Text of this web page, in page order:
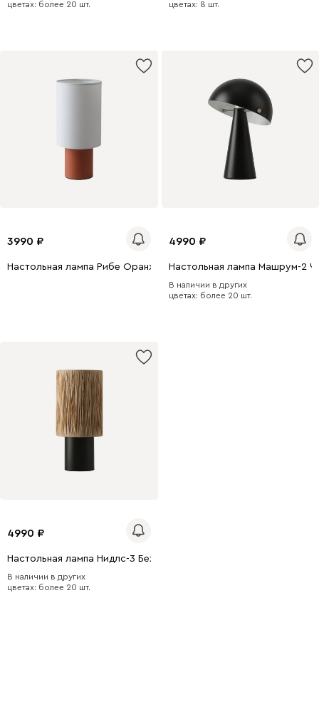
цветах: более 20 шт. цветах: 8 шт.
3990
Настольная лампа Рибе Оранжевый
4990
Настольная лампа Машрум-2
В наличии в других
цветах: более 20 шт.
4990
Настольная лампа Нидлс-3 Бежевый
В наличии в других
цветах: более 20 шт.